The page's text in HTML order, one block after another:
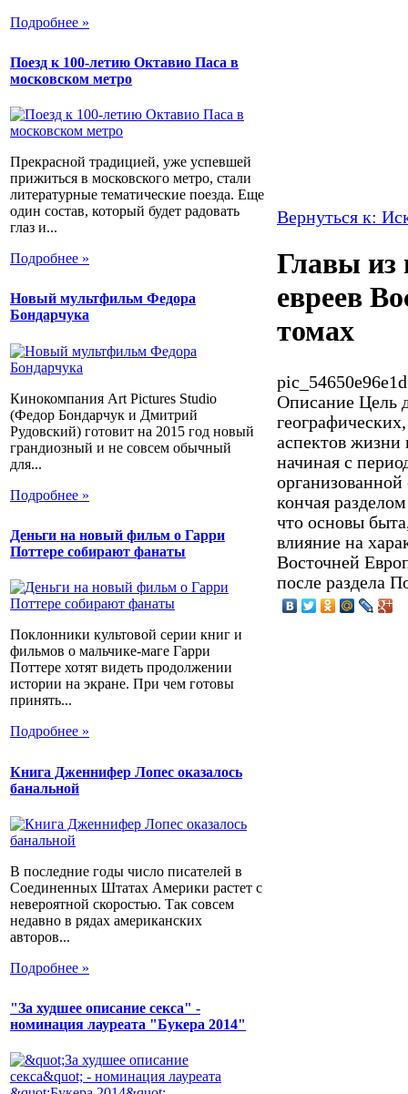
Подробнее »
Поезд к 100-летию Октавио Паса в
московском метро
Прекрасной традицией, уже успевшей
прижиться в московского метро, стали
литературные тематические поезда. Еще
один состав, который будет радовать
глаз и...
Подробнее »
Новый мультфильм Федора
Бондарчука
Кинокомпания Art Pictures Studio
(Федор Бондарчук и Дмитрий
Рудовский) готовит на 2015 год новый
грандиозный и не совсем обычный
для...
Подробнее »
Деньги на новый фильм о Гарри
Поттере собирают фанаты
Поклонники культовой серии книг и
фильмов о мальчике-маге Гарри
Поттере хотят видеть продолжении
истории на экране. При чем готовы
принять...
Подробнее »
Книга Дженнифер Лопес оказалось
банальной
В последние годы число писателей в
Соединенных Штатах Америки растет с
невероятной скоростью. Так совсем
недавно в рядах американских
авторов...
Подробнее »
"За худшее описание секса" -
номинация лауреата "Букера 2014"
Вернуться к:
Главы из
евреев
томах
Описание Цель
аспектов жизни
начиная с
кончая
что основы
влияние на
Восточней
после раздела